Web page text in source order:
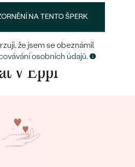
Zobrazit celou recenzi
v Eppi
NA TENTO ŠPERK
že jsem se obeznámil
osobních údajů.